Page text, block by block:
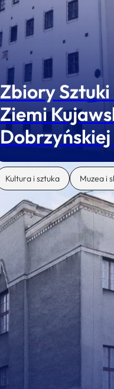
Zbiory Sztuki
Ziemi
Kultura i sztuka Muzea i